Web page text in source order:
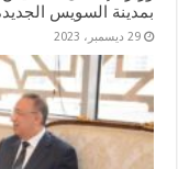
بمدينة السويس
29 ديسمبر، 2023